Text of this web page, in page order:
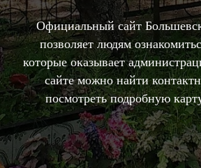
Официальный сайт
позволяет людям
которые оказывает
сайте можно найти
посмотреть подробную